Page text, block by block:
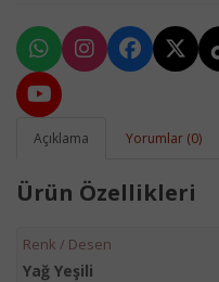
Açıklama Yorumlar (0)
Ürün Özellikleri
Renk / Desen
Yağ Yeşili